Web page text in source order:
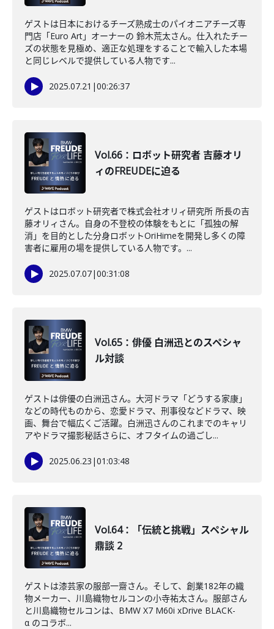
ゲストは日本におけるチーズ熟成士のパイオニアチーズ専
門店「Euro Art」オーナーの 鈴木荒太さん。仕入れたチー
ズの状態を見極め、適正な処理をすることで輸入した本場
と同じレベルで提供している人物です...
2025.07.21 |00:26:37
Vol.66：ロボット研究者 吉藤オリ
ィのFREUDEに迫る
ゲストはロボット研究者で株式会社オリィ研究所 所長の吉
藤オリィさん。自身の不登校の体験をもとに「孤独の解
消」を目的とした分身ロボットOriHimeを開発し多くの障
害者に雇用の場を提供している人物です。...
2025.07.07|00:31:08
Vol.65：俳優 白洲迅とのスペシャ
ル対談
ゲストは俳優の白洲迅さん。大河ドラマ「どうする家康」
などの時代ものから、恋愛ドラマ、刑事役などドラマ、映
画、舞台で幅広くご活躍。白洲迅さんのこれまでのキャリ
アやドラマ撮影秘話さらに、オフタイムの過ごし...
2025.06.23 |01:03:48
Vol.64：「伝統と挑戦」スペシャル
鼎談 2
ゲストは漆芸家の服部一齋さん。そして、創業182年の織
物メーカー、川島織物セルコンの小寺祐太さん。服部さん
と川島織物セルコンは、BMW X7 M60i xDrive BLACK-
α のコラボ...